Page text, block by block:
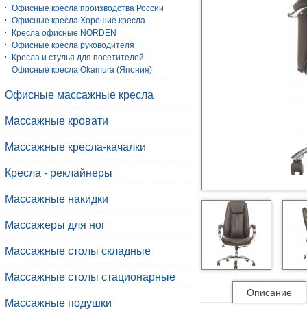
Офисные кресла производства России
Офисные кресла Хорошие кресла
Кресла офисные NORDEN
Офисные кресла руководителя
Кресла и стулья для посетителей
Офисные кресла Okamura (Япония)
Офисные массажные кресла
Массажные кровати
Массажные кресла-качалки
Кресла - реклайнеры
Массажные накидки
Массажеры для ног
Массажные столы складные
Массажные столы стационарные
Массажные подушки
Описание